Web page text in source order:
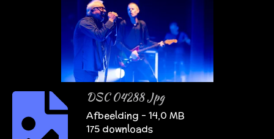
DSC 04288 Jpg
Afbeelding – 14,0 MB
175 downloads